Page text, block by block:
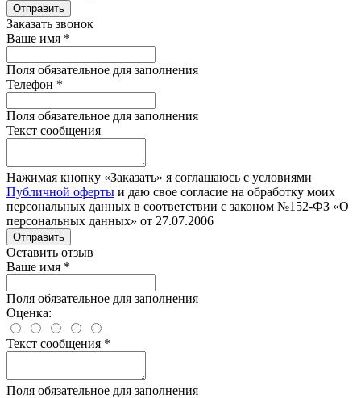
Отправить
Заказать звонок
Ваше имя *
Поля обязательное для заполнения
Телефон *
Поля обязательное для заполнения
Текст сообщения
Нажимая кнопку «Заказать» я соглашаюсь с условиями
Публичной оферты и даю свое согласие на обработку моих
персональных данных в соответствии с законом №152-ФЗ «О
персональных данных» от 27.07.2006
Отправить
Оставить отзыв
Ваше имя *
Поля обязательное для заполнения
Оценка:
Текст сообщения *
Поля обязательное для заполнения